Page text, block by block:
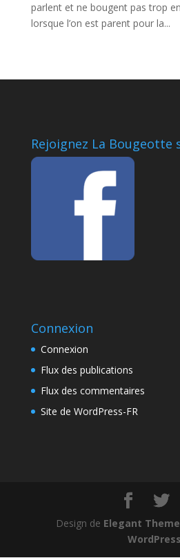
parlent et ne bougent pas trop
lorsque l’on est parent pour la...
Rejoignez La Bougeotte
Connexion
Connexion
Flux des publications
Flux des commentaires
Site de WordPress-FR
Design de Elegant
WordPress